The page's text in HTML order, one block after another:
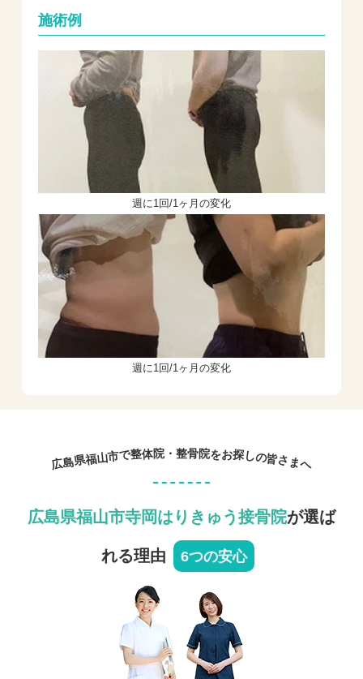
施術例
週に1回/1ヶ月の変化
週に1回/1ヶ月の変化
広島県福山市で整体院・ 整骨院をお探しの皆さまへ
広島県福山市寺岡はりきゅう接骨院が選ば
れる理由 6つの安心